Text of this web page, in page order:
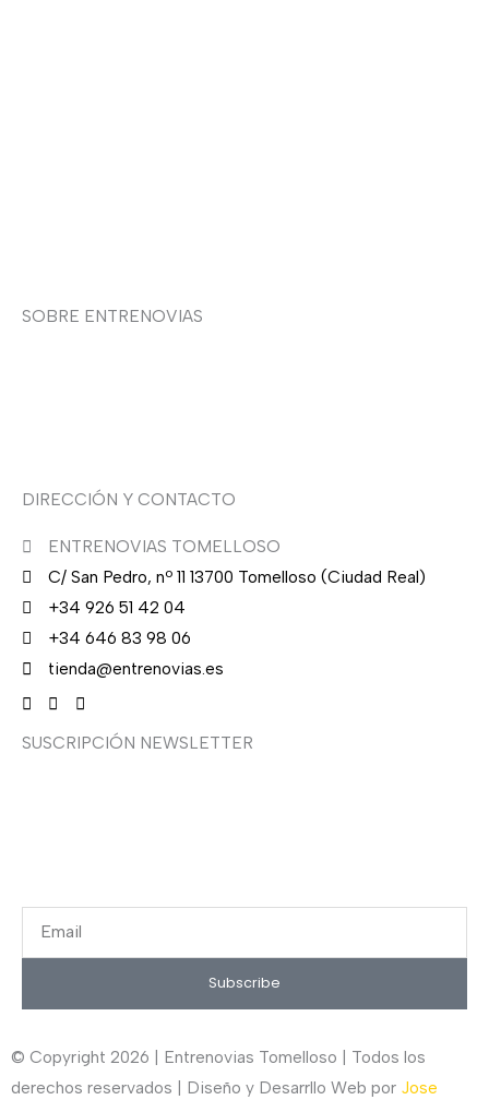
SOBRE ENTRENOVIAS
DIRECCIÓN Y CONTACTO
ENTRENOVIAS TOMELLOSO
C/ San Pedro, nº 11 13700 Tomelloso (Ciudad Real)
+34 926 51 42 04
+34 646 83 98 06
tienda@entrenovias.es
SUSCRIPCIÓN NEWSLETTER
Email
Subscribe
© Copyright 2026 | Entrenovias Tomelloso | Todos los
derechos reservados | Diseño y Desarrllo Web por Jose